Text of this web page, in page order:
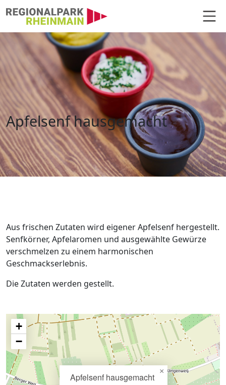
Apfelsenf hausgemacht
Hauptnavigation
Apfelsenf hausgemacht
Aus frischen Zutaten wird eigener Apfelsenf hergestellt.
Senfkörner, Apfelaromen und ausgewählte Gewürze
verschmelzen zu einem harmonischen
Geschmackserlebnis.
Die Zutaten werden gestellt.
Apfelsenf hausgemacht
×
+
−